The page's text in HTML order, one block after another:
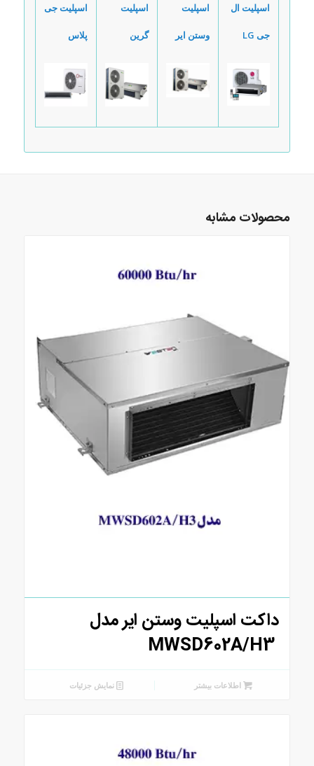
اسپلیت ال
جی LG
اسپلیت
وستن ایر
اسپلیت
گرین
اسپلیت جی
پلاس
محصولات مشابه
داکت اسپلیت وستن ایر مدل
اطلاعات بیشتر نمایش جزئیات